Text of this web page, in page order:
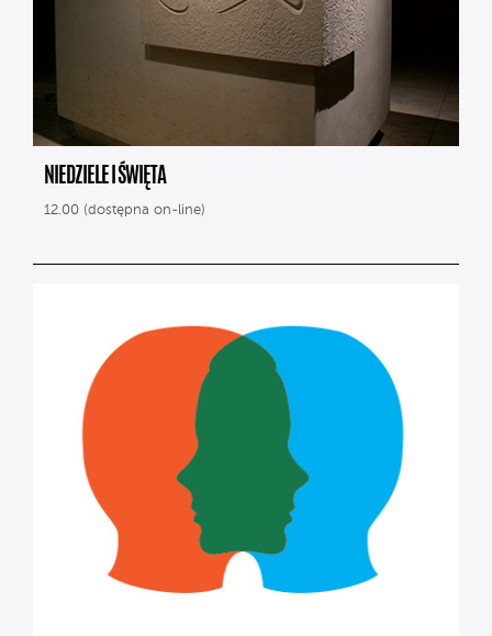
NIEDZIELE I ŚWIĘTA
12.00 (dostępna on-line)